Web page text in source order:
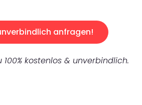
anfragen!
kostenlos & unverbindlich.